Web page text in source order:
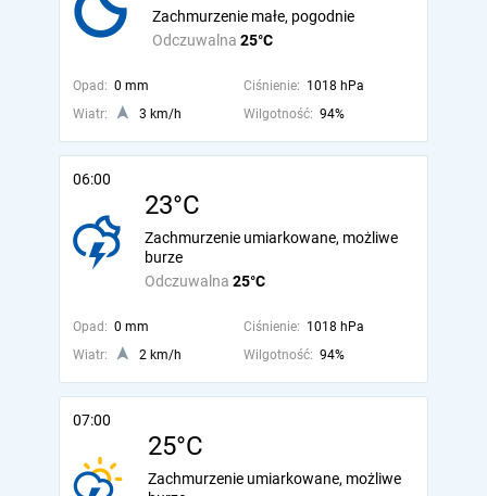
Odczuwalna 25°C
Zachmurzenie małe, pogodnie
Opad: 0 mm Ciśnienie: 1018 hPa
Wiatr:
3 km/h Wilgotność: 94%
06:00
23°C
Odczuwalna 25°C
Zachmurzenie umiarkowane, możliwe
burze
Opad: 0 mm Ciśnienie: 1018 hPa
Wiatr:
2 km/h Wilgotność: 94%
07:00
25°C
Zachmurzenie umiarkowane, możliwe